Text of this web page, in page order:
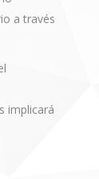
a través
implicará